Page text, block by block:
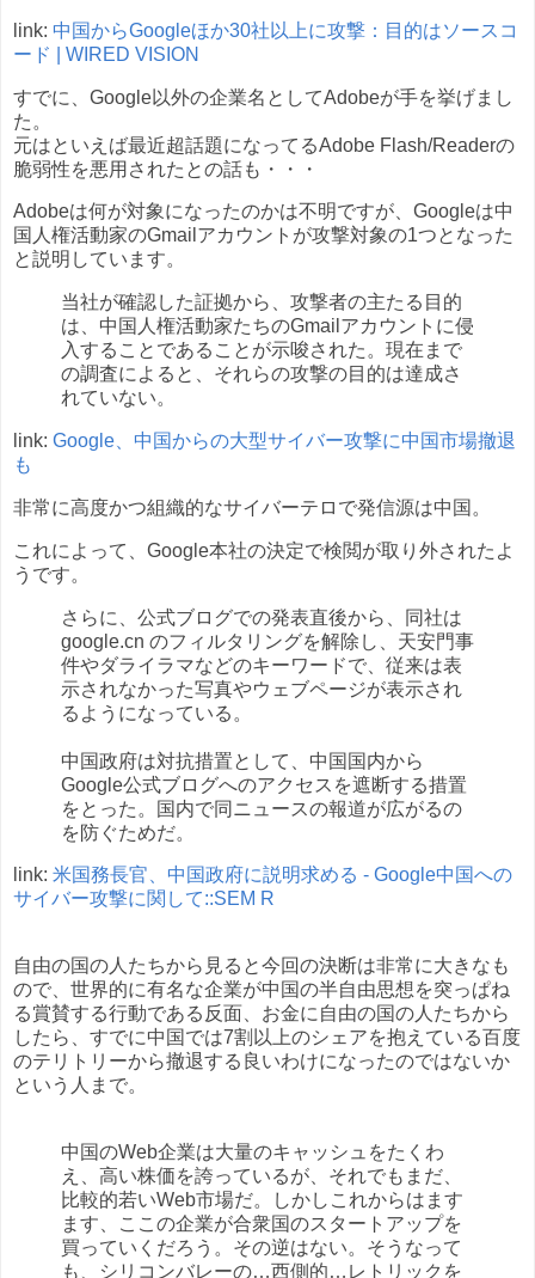
link: 中国からGoogleほか30社以上に攻撃：目的はソースコ
ード | WIRED VISION
すでに、Google以外の企業名としてAdobeが手を挙げまし
た。
元はといえば最近超話題になってるAdobe Flash/Readerの
脆弱性を悪用されたとの話も・・・
Adobeは何が対象になったのかは不明ですが、Googleは中
国人権活動家のGmailアカウントが攻撃対象の1つとなった
と説明しています。
当社が確認した証拠から、攻撃者の主たる目的
は、中国人権活動家たちのGmailアカウントに侵
入することであることが示唆された。現在まで
の調査によると、それらの攻撃の目的は達成さ
れていない。
link: Google、中国からの大型サイバー攻撃に中国市場撤退
も
非常に高度かつ組織的なサイバーテロで発信源は中国。
これによって、Google本社の決定で検閲が取り外されたよ
うです。
さらに、公式ブログでの発表直後から、同社は
google.cn のフィルタリングを解除し、天安門事
件やダライラマなどのキーワードで、従来は表
示されなかった写真やウェブページが表示され
るようになっている。
中国政府は対抗措置として、中国国内から
Google公式ブログへのアクセスを遮断する措置
をとった。国内で同ニュースの報道が広がるの
を防ぐためだ。
link: 米国務長官、中国政府に説明求める - Google中国への
サイバー攻撃に関して::SEM R
自由の国の人たちから見ると今回の決断は非常に大きなも
ので、世界的に有名な企業が中国の半自由思想を突っぱね
る賞賛する行動である反面、お金に自由の国の人たちから
したら、すでに中国では7割以上のシェアを抱えている百度
のテリトリーから撤退する良いわけになったのではないか
という人まで。
中国のWeb企業は大量のキャッシュをたくわ
え、高い株価を誇っているが、それでもまだ、
比較的若いWeb市場だ。しかしこれからはます
ます、ここの企業が合衆国のスタートアップを
買っていくだろう。その逆はない。そうなって
も、シリコンバレーの…西側的…レトリックを